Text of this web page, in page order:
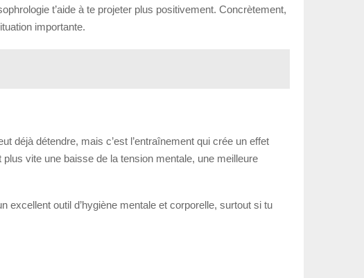
t’aide à te projeter plus positivement. Concrètement,
importante.
déjà détendre, mais c’est l’entraînement qui crée un effet
vite une baisse de la tension mentale, une meilleure
excellent outil d’hygiène mentale et corporelle, surtout si tu